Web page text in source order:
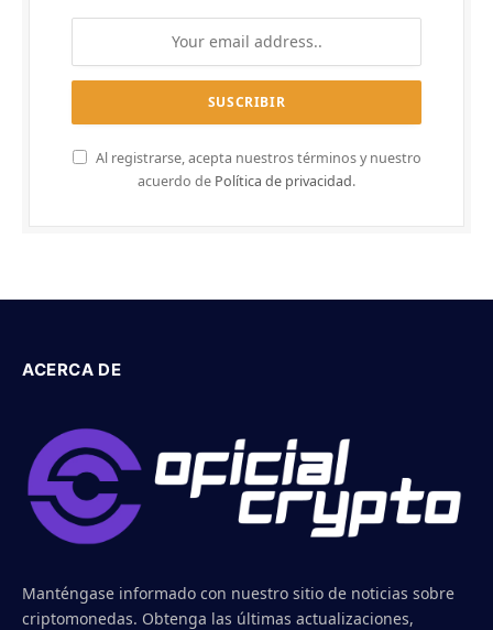
Al registrarse, acepta nuestros términos y nuestro
acuerdo de Política de privacidad.
ACERCA DE
Manténgase informado con nuestro sitio de noticias sobre
criptomonedas. Obtenga las últimas actualizaciones,